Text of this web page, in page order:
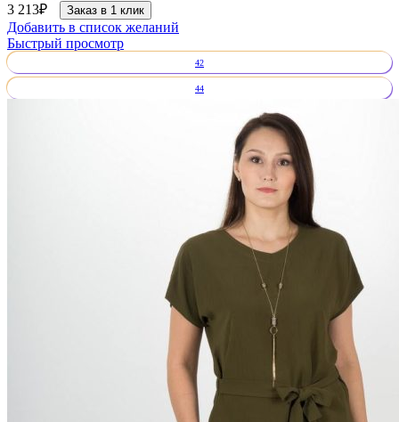
3 213₽ Заказ в 1 клик
Добавить в список желаний
Быстрый просмотр
42
44